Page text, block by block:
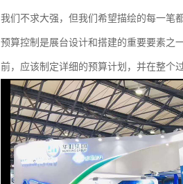
我们不求大强，但我们希望描绘的每一笔
预算控制是展台设计和搭建的重要要素之
前，应该制定详细的预算计划，并在整个